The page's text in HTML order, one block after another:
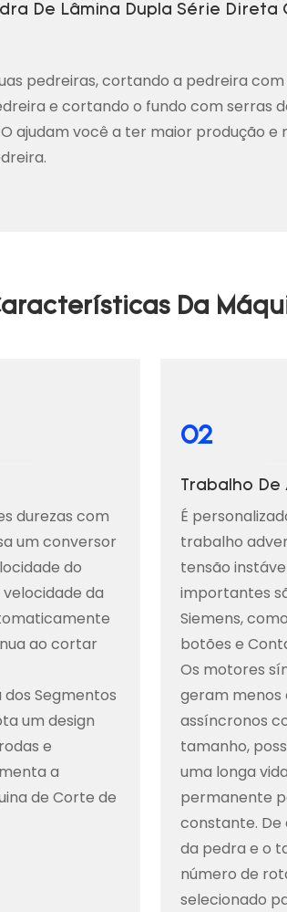
De Lâmina Dupla Série Direta
pedreiras, cortando a pedreira com
e cortando o fundo com serras
ajudam você a ter maior produção e
Da
durezas com
um conversor
do
da
ao cortar
Segmentos
um design
e
a
de Corte de
02
Trabalho
É
trabalho
tensão
importantes
Siemens,
botões e
Os motores
geram menos
assíncronos
tamanho,
uma longa
permanente
constante.
da pedra e o
número de
selecionado